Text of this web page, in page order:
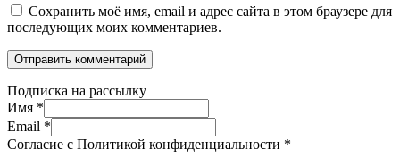
Сохранить моё имя, email и адрес сайта в этом браузере для
последующих моих комментариев.
Подписка на рассылку
Имя *
Email *
Согласие с Политикой конфиденциальности *